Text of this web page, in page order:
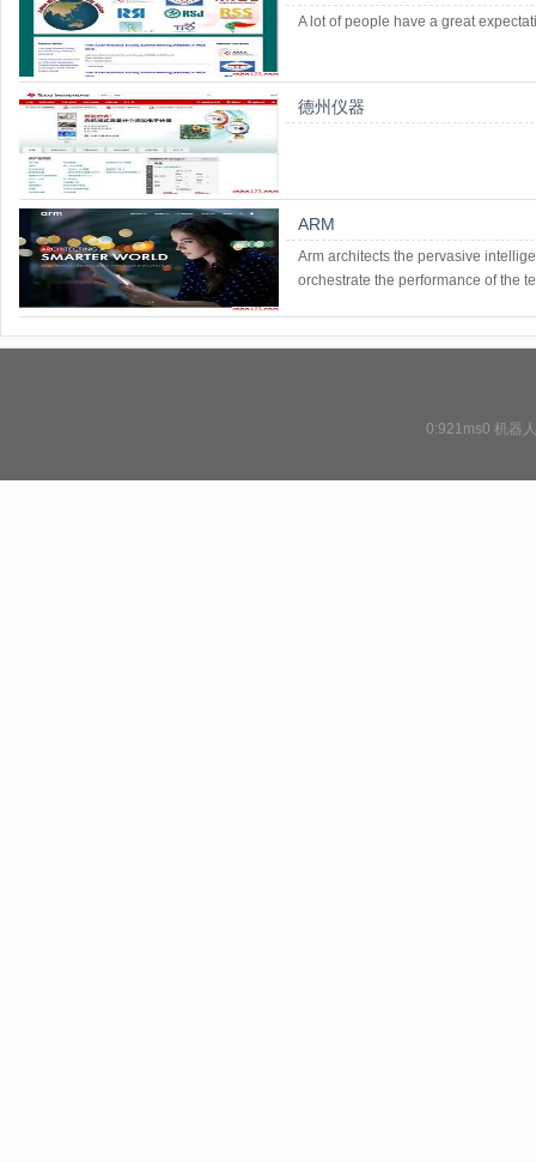
A lot of people have a great
德州仪器
ARM
Arm architects the pervasive
orchestrate the performance of the
0:921ms0 机器